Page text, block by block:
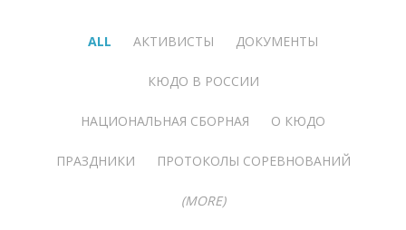
ALL АКТИВИСТЫ ДОКУМЕНТЫ
КЮДО В РОССИИ
НАЦИОНАЛЬНАЯ СБОРНАЯ О КЮДО
ПРАЗДНИКИ ПРОТОКОЛЫ СОРЕВНОВАНИЙ
(MORE)